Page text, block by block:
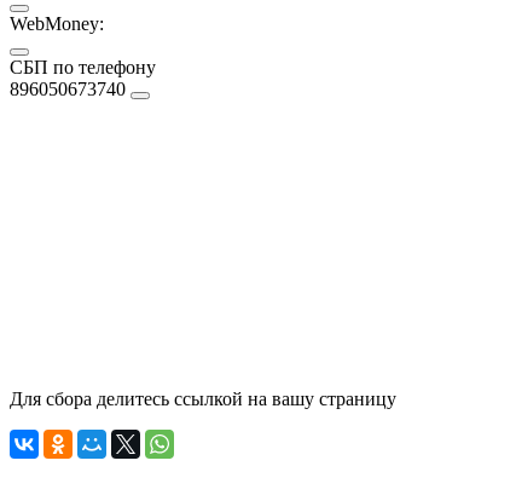
WebMoney:
СБП по телефону
896050673740
Для сбора делитесь ссылкой на вашу страницу